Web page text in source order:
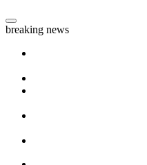
breaking news